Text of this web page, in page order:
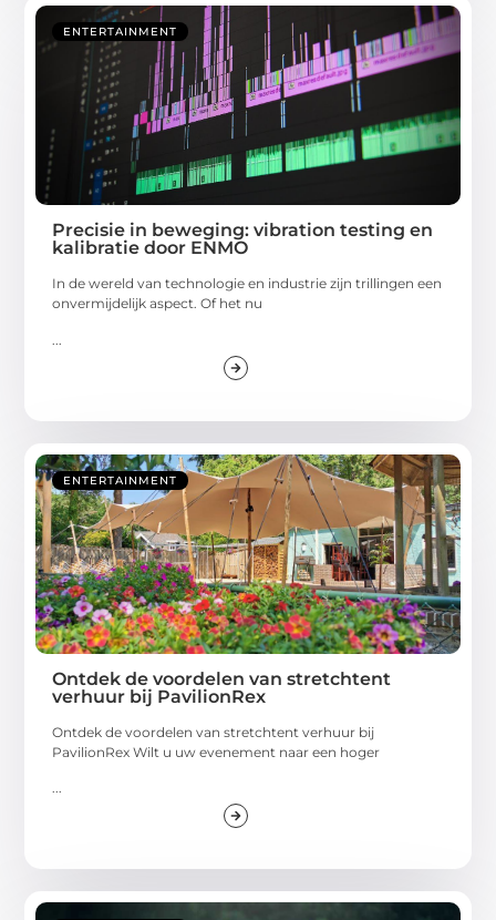
ENTERTAINMENT
Precisie in beweging: vibration testing en
kalibratie door ENMO
In de wereld van technologie en industrie zijn trillingen een
onvermijdelijk aspect. Of het nu
ENTERTAINMENT
Ontdek de voordelen van stretchtent
verhuur bij PavilionRex
Ontdek de voordelen van stretchtent verhuur bij
PavilionRex Wilt u uw evenement naar een hoger
...